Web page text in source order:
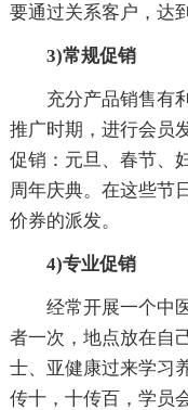
要通过关系客户，达
3)常规促销
充分产品销售有
推广时期，进行会员
促销：元旦、春节、
周年庆典。在这些节
价券的派发。
4)专业促销
经常开展一个中
者一次，地点放在自
士、亚健康过来学习
传十，十传百，学员